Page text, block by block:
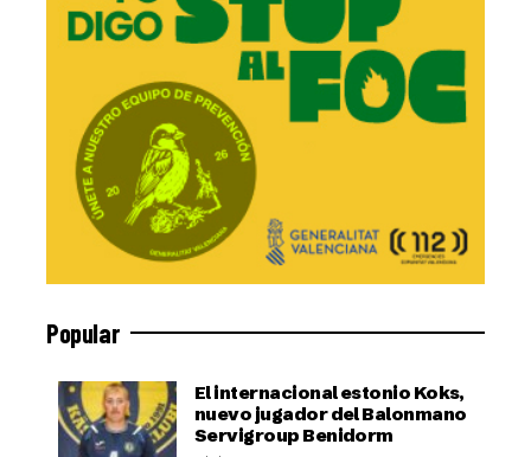
Popular
El internacional estonio Koks,
nuevo jugador del Balonmano
Servigroup Benidorm